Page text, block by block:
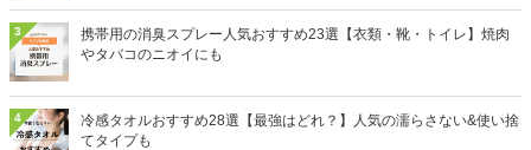
3
携帯用の消臭スプレー人気おすすめ23選【衣類・靴・トイレ】焼肉
やタバコのニオイにも
4
冷感タオルおすすめ28選【最強はどれ？】人気の濡らさない&使い捨
てタイプも